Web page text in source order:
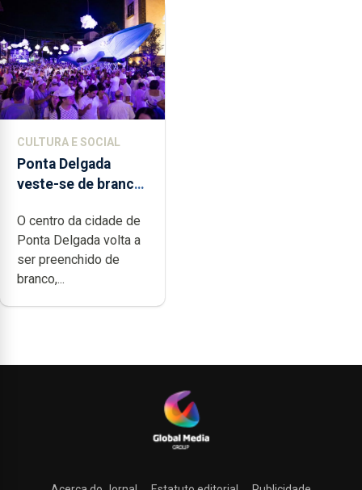
CULTURA E SOCIAL
Ponta Delgada
veste-se de branco
O centro da cidade de
Ponta Delgada volta a
ser preenchido de
branco,...